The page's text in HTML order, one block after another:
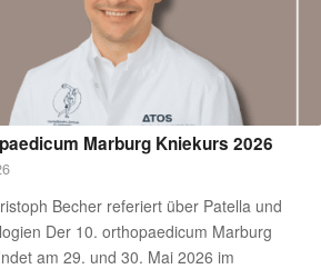
Marburg Kniekurs 2026
Becher referiert über Patella und
Der 10. orthopaedicum Marburg
am 29. und 30. Mai 2026 im